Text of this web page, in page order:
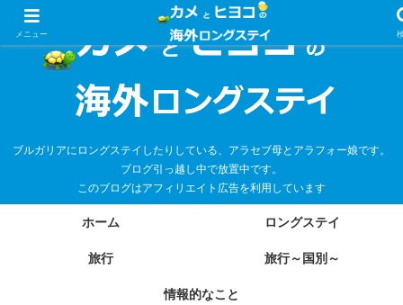
ブルガリアにロングステイしたりしている、アラセブ母とアラフォー娘です。
ブログ引っ越し中で放置中です。
このブログはアフィリエイト広告を利用しています
ホーム ロングステイ
旅行 旅行～国別～
情報的なこと
メニュー